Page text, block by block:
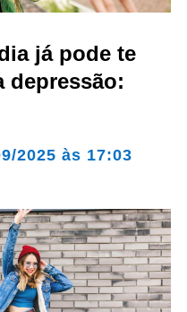
já pode te
depressão:
2025 às 17:03